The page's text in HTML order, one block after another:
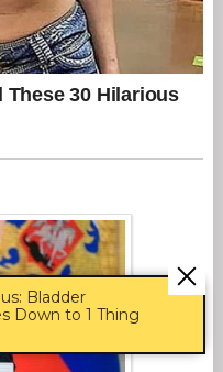
Bladder
Down to 1 Thing